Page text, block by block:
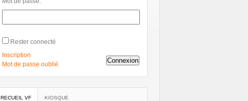
Rester connecté
Connexion
Inscription
Mot de passe oublié
RECUEIL VF KIOSQUE